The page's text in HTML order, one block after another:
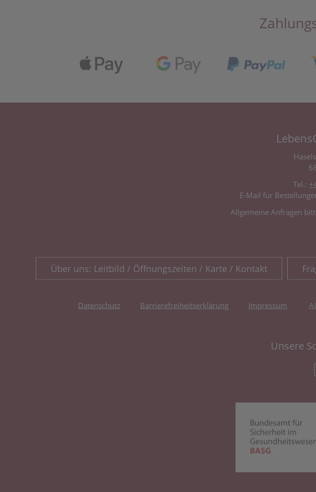
Tel.:
E-Mail für
Allgemeine Anfragen
Über uns: Leitbild / Öffnungszeiten / Karte / Kontakt
Datenschutz Barrierefreiheitserklärung Impressum
Unsere